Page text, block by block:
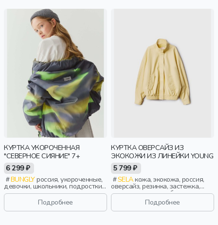
КУРТКА УКОРОЧЕННАЯ
"СЕВЕРНОЕ СИЯНИЕ" 7+
6 299 ₽
BUNGLYроссия, укороченные,
девочки, школьники, подростки,
дети
Подробнее
КУРТКА ОВЕРСАЙЗ ИЗ
ЭКОКОЖИ ИЗ ЛИНЕЙКИ YOUNG
5 799 ₽
SELAкожа, экокожа, россия,
оверсайз, резинка, застежка,
кнопки, клапан, свободные,
прорези, карман, воротник, пояс,
воротник-стойка, девочки,
старшеклассники, дети
Подробнее